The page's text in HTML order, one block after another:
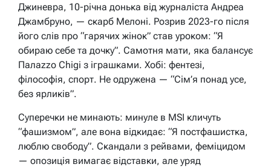
Джиневра, 10-річна донька від журналіста Андреа
Джамбруно, — скарб Мелоні. Розрив 2023-го після
його слів про “гарячих жінок” став уроком: “Я
обираю себе та дочку”. Самотня мати, яка балансує
Палazzo Chigi з іграшками. Хобі: фентезі,
філософія, спорт. Не одружена — “Сім’я понад усе,
без ярликів”.
Суперечки не минають: минуле в MSI кличуть
“фашизмом”, але вона відкидає: “Я постфашистка,
люблю свободу”. Скандали з рейвами, феміцидом
— опозиція вимагає відставки, але уряд